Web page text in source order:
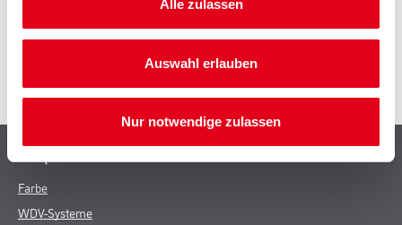
Alle zulassen
Auswahl erlauben
Nur notwendige zulassen
DATENBLÄTTER
Farbe
WDV-Systeme